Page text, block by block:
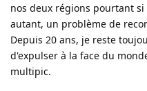
nos deux régions pourtant
autant, un problème de
Depuis 20 ans, je reste
d'expulser à la face du
multipic.